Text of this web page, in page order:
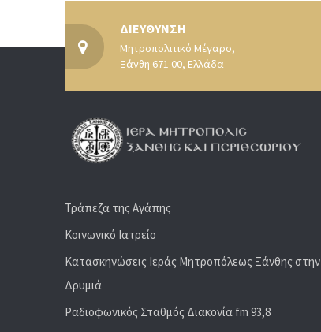
ΔΙΕΥΘΥΝΣΗ
Μητροπολιτικό Μέγαρο,
Ξάνθη 671 00, Ελλάδα
Τράπεζα της Αγάπης
Κοινωνικό Ιατρείο
Κατασκηνώσεις Ιεράς Μητροπόλεως Ξάνθης στην
Δρυμιά
Ραδιoφωνικός Σταθμός Διακονία fm 93,8